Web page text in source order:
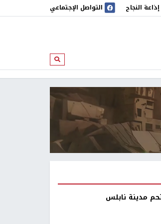
إذاعة النجاح
النجاح التواصل الإجتماعي
ابحث
مدينة نابلس